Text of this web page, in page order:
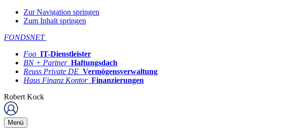
Zur Navigation springen
Zum Inhalt springen
FONDSNET
Foo IT-Dienstleister
BN + Partner Haftungsdach
Reuss Private DE Vermögensverwaltung
Haus Finanz Kontor Finanzierungen
Robert Kock
Menü